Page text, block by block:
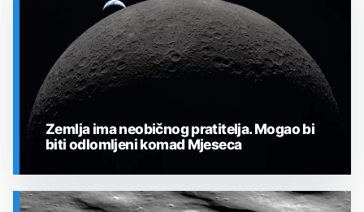
Zemlja ima neobičnog pratitelja. Mogao bi
biti odlomljeni komad Mjeseca